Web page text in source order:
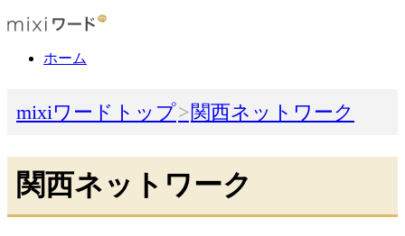
ホーム
mixiワードトップ 関西ネットワーク
関西ネットワーク